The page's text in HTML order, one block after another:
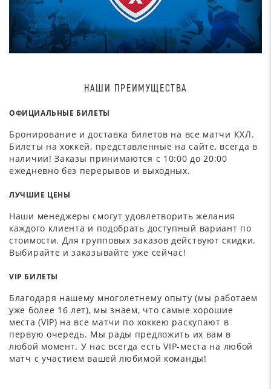
НАШИ ПРЕИМУЩЕСТВА
ОФИЦИАЛЬНЫЕ БИЛЕТЫ
Бронирование и доставка билетов на все матчи КХЛ.
Билеты на хоккей, представленные на сайте, всегда в
наличии! Заказы принимаются с 10:00 до 20:00
ежедневно без перерывов и выходных.
ЛУЧШИЕ ЦЕНЫ
Наши менеджеры смогут удовлетворить желания
каждого клиента и подобрать доступный вариант по
стоимости. Для групповых заказов действуют скидки.
Выбирайте и заказывайте уже сейчас!
VIP БИЛЕТЫ
Благодаря нашему многолетнему опыту (мы работаем
уже более 16 лет), мы знаем, что самые хорошие
места (VIP) на все матчи по хоккею раскупают в
первую очередь. Мы рады предложить их вам в
любой момент. У нас всегда есть VIP-места на любой
матч с участием вашей любимой команды!